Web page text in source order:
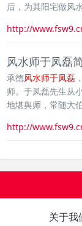
后，为其阳宅做风
http://
风水师于凤磊
承德风水师于凤磊
师。于凤磊先生从
地堪舆师，常随大
http://
关于我